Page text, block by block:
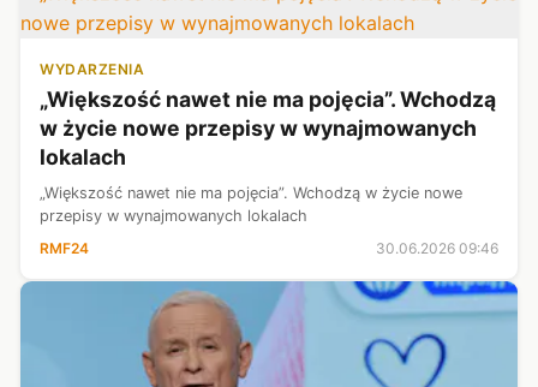
WYDARZENIA
„Większość nawet nie ma pojęcia”. Wchodzą
w życie nowe przepisy w wynajmowanych
lokalach
„Większość nawet nie ma pojęcia”. Wchodzą w życie nowe
przepisy w wynajmowanych lokalach
RMF24
30.06.2026 09:46